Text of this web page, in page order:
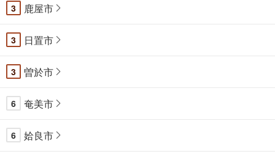
3 鹿屋市
3 日置市
3 曽於市
6 奄美市
6 姶良市